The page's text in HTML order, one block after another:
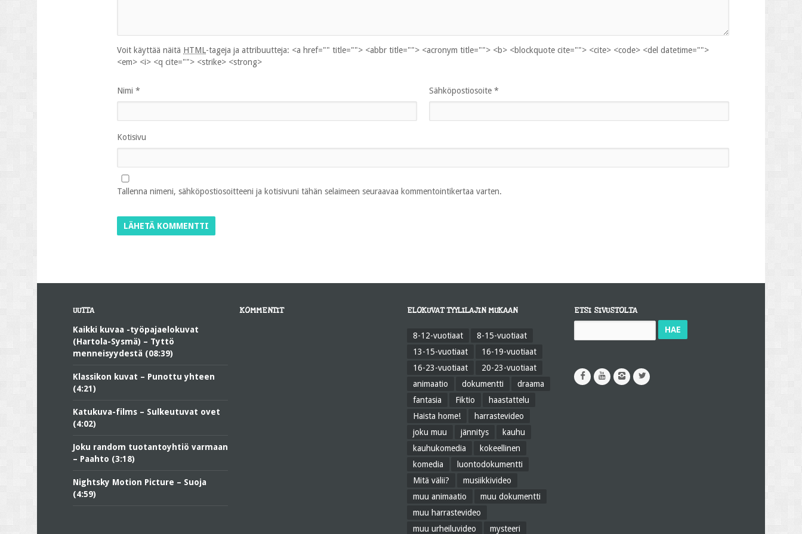
Voit käyttää näitä HTML-tageja ja attribuutteja: <a href="" title=""> <abbr title=""> <acronym title=""> <b> <blockquote cite=""> <cite> <code> <del datetime="">
<em> <i> <q cite=""> <strike> <strong>
Nimi * Sähköpostiosoite *
Kotisivu
Tallenna nimeni, sähköpostiosoitteeni ja kotisivuni tähän selaimeen seuraavaa kommentointikertaa varten.
UUTTA
Kaikki kuvaa -työpajaelokuvat
(Hartola-Sysmä) – Tyttö
menneisyydestä (08:39)
Klassikon kuvat – Punottu yhteen
(4:21)
Katukuva-films – Sulkeutuvat ovet
(4:02)
Joku random tuotantoyhtiö varmaan
– Paahto (3:18)
Nightsky Motion Picture – Suoja
(4:59)
KOMMENTIT ELOKUVAT TYYLILAJIN MUKAAN
8-12-vuotiaat
8-15-vuotiaat
13-15-vuotiaat
16-19-vuotiaat
16-23-vuotiaat
20-23-vuotiaat
animaatio
dokumentti
draama
fantasia
Fiktio
haastattelu
Haista home!
harrastevideo
joku muu
jännitys
kauhu
kauhukomedia
kokeellinen
komedia
luontodokumentti
Mitä välii?
musiikkivideo
muu animaatio
muu dokumentti
muu harrastevideo
muu urheiluvideo
mysteeri
ETSI SIVUSTOLTA